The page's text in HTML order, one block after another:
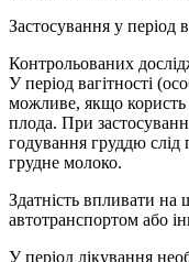
Застосування у період
Контрольованих
У період вагітності
можливе, якщо користь
плода. При
годування груддю
грудне молоко.
Здатність впливати на
автотранспортом або
У період лікування